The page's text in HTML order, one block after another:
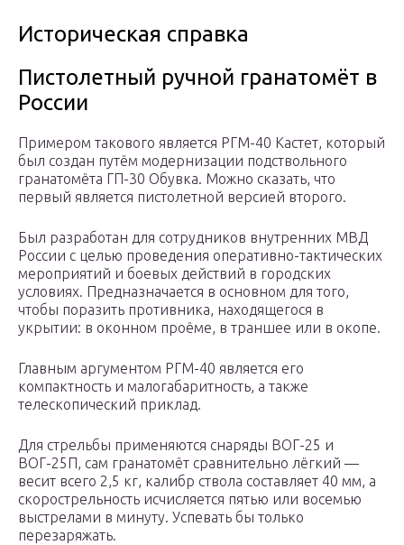
Историческая справка
Пистолетный ручной гранатомёт в
России
Примером такового является РГМ-40 Кастет, который
был создан путём модернизации подствольного
гранатомёта ГП-30 Обувка. Можно сказать, что
первый является пистолетной версией второго.
Был разработан для сотрудников внутренних МВД
России с целью проведения оперативно-тактических
мероприятий и боевых действий в городских
условиях. Предназначается в основном для того,
чтобы поразить противника, находящегося в
укрытии: в оконном проёме, в траншее или в окопе.
Главным аргументом РГМ-40 является его
компактность и малогабаритность, а также
телескопический приклад.
Для стрельбы применяются снаряды ВОГ-25 и
ВОГ-25П, сам гранатомёт сравнительно лёгкий —
весит всего 2,5 кг, калибр ствола составляет 40 мм, а
скорострельность исчисляется пятью или восемью
выстрелами в минуту. Успевать бы только
перезаряжать.